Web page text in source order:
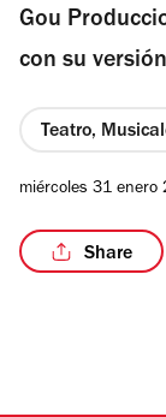
Gou
con su
Teatro,
miércoles 31 enero
Share